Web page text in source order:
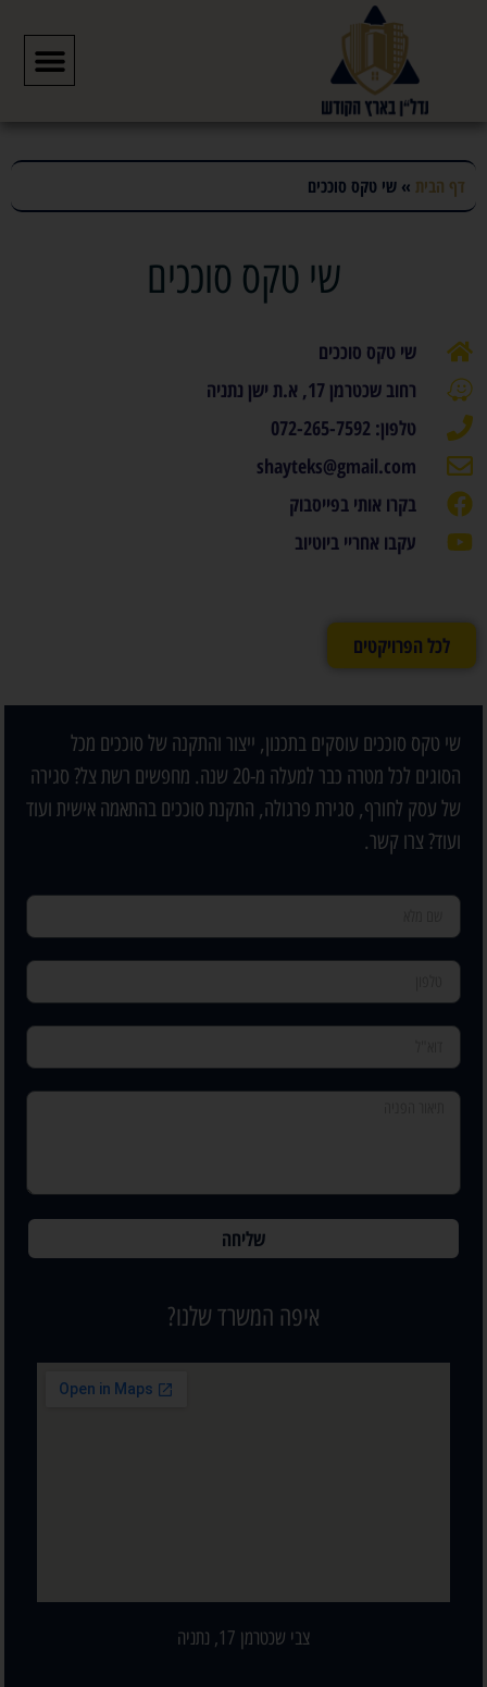
דף הבית » שי טקס סוככים
שי טקס סוככים
שי טקס סוככים
רחוב שכטרמן 17, א.ת ישן נתניה
טלפון: 072-265-7592
shayteks@gmail.com
בקרו אותי בפייסבוק
עקבו אחריי ביוטיוב
לכל הפרויקטים
שי טקס סוככים עוסקים בתכנון, ייצור והתקנה של סוככים מכל
הסוגים לכל מטרה כבר למעלה מ-20 שנה. מחפשים רשת צל? סגירה
של עסק לחורף, סגירת פרגולה, התקנת סוככים בהתאמה אישית ועוד
ועוד? צרו קשר.
שליחה
איפה המשרד שלנו?
צבי שכטרמן 17, נתניה